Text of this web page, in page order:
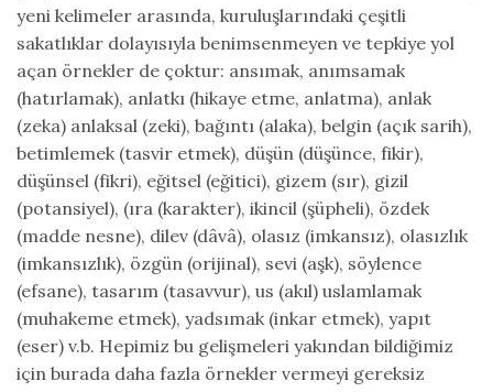
yeni kelimeler arasında, kuruluşlarındaki çeşitli
sakatlıklar dolayısıyla benimsenmeyen ve tepkiye yol
açan örnekler de çoktur: ansımak, anımsamak
(hatırlamak), anlatkı (hikaye etme, anlatma), anlak
(zeka) anlaksal (zeki), bağıntı (alaka), belgin (açık sarih),
betimlemek (tasvir etmek), düşün (düşünce, fikir),
düşünsel (fikri), eğitsel (eğitici), gizem (sır), gizil
(potansiyel), (ıra (karakter), ikincil (şüpheli), özdek
(madde nesne), dilev (dâvâ), olasız (imkansız), olasızlık
(imkansızlık), özgün (orijinal), sevi (aşk), söylence
(efsane), tasarım (tasavvur), us (akıl) uslamlamak
(muhakeme etmek), yadsımak (inkar etmek), yapıt
(eser) v.b. Hepimiz bu gelişmeleri yakından bildiğimiz
için burada daha fazla örnekler vermeyi gereksiz